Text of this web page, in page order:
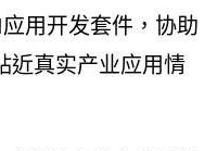
用开发套件，协助
近真实产业应用情